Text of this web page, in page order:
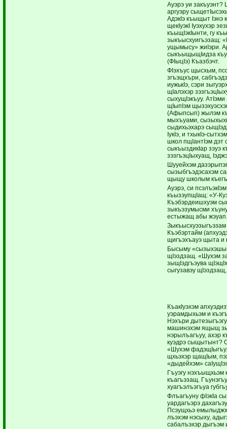
Ауэрэ уи
аргуэру
АдэкIэ къыщыт Iэнэ
щекIуэкI Iуэхухэр
къыщIэкIынти, гу
зыкъысхуигъэзащ:
ущымысу» жиIэри.
сыкъыщыщIидза
(ФIыцIэ) Къазбэчт.
ФIэхъус щысхым,
згъэщхъри,
иужькIэ, сэри
щIалэхэр
сыхущIэкъуу.
щIыпIэм
(Афыпсып) жылэм
мыхъуами,
сыдихьэхарэ
IукIэ, и тхыкIэ-
школ пщIантIэм дэт
сыкъыздикIар зэуэ
зэзгъэцIыхуащ,
Шууейхэм
сызыбгъэдэсахэм
щыщу школым
Ауэрэ, си
къызэупщIащ: «У-
Къэбэрдеишхуэм
зыкъэзумысми
естыжащ абы жэуап.
Къэбэртайм
щигъэхъауэ щыта и
Бысыму
щIэздзащ. «Шухэм
зыщIэдгъэува
сыгузавэу
КъакIуэхэм
уэрамдыхьэм и
Нэхъри
машинэхэм ящыщ
нэрылъагъуу, ахэр
куэдрэ сыщытынт?
«Шухэм
щхьэхэр щащIым,
«дыдейхэм»
Гъуэгу
къагъэзащ.
хуагъэлъэгъуа
Флъагъуну фIэкIа
уардагъэрэ
Псэущхьэ
лъэхэм нэсыху,
сабалъэхэр дыгъэм